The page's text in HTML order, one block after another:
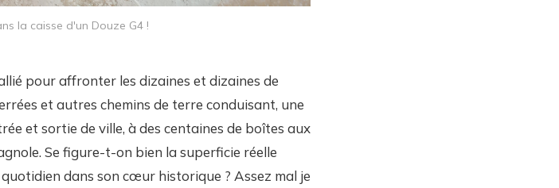
la caisse d'un Douze G4 !
pour affronter les dizaines et dizaines de
et autres chemins de terre conduisant, une
et sortie de ville, à des centaines de boîtes aux
Se figure-t-on bien la superficie réelle
quotidien dans son cœur historique ? Assez mal je